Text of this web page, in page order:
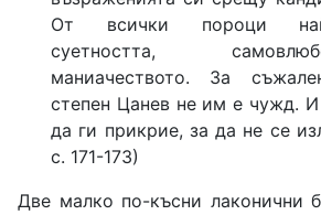
От всички пороци
суетността,
маниачеството. За
степен Цанев не им е чужд. И
да ги прикрие, за да не се
с. 171-173)
Две малко по-късни лаконични